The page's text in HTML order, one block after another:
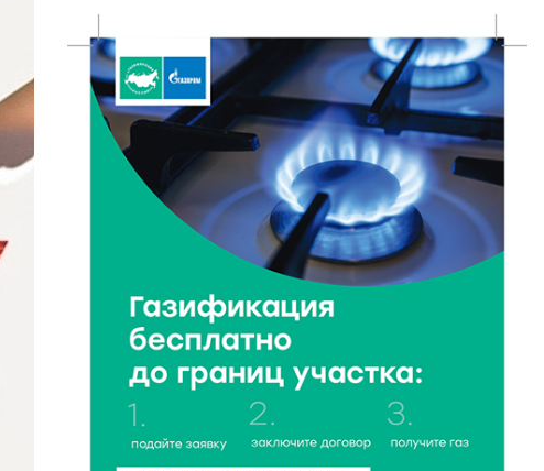
От теории до практики: в детских лагерях Тверской
области проходят «Дни безопасности»
8 Авг 2026 10:37 162
Арбуз без риска: на что обратить внимание при
покупке — советы Роскачества
160
«Эстафету чемпионов» провели на площади
Оленинского Дома культуры
8 Авг 2026 07:58 236
В Нелидово открылся бассейн